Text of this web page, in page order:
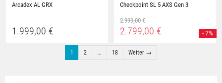
Arcadex AL GRX
1.999,00 €
Checkpoint SL 5 AXS Gen 3
2.999,00 €
2.799,00 € - 7%
1 2 ... 18 Weiter →